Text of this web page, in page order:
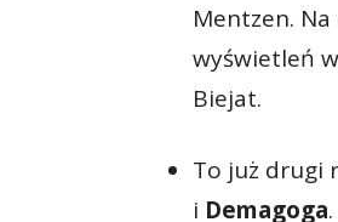
Mentzen.
wyświetleń
Biejat.
To już drugi
i Demagoga